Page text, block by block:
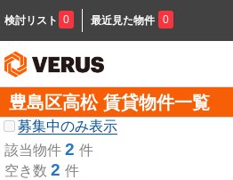
検討リスト 0 最近見た物件 0
豊島区高松 賃貸物件一覧
募集中のみ表示
該当物件 2 件
空き数 2 件